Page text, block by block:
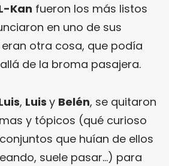
Kan fueron los más listos
en uno de sus
otra cosa, que podía
de la broma pasajera.
, Luis y Belén, se quitaron
y tópicos (qué curioso
que huían de ellos
suele pasar…) para